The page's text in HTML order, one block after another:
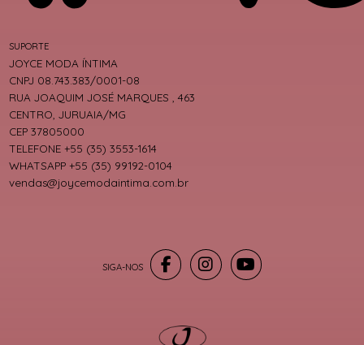
SUPORTE
JOYCE MODA ÍNTIMA
CNPJ 08.743.383/0001-08
RUA JOAQUIM JOSÉ MARQUES , 463
CENTRO, JURUAIA/MG
CEP 37805000
TELEFONE +55 (35) 3553-1614
WHATSAPP +55 (35) 99192-0104
vendas@joycemodaintima.com.br